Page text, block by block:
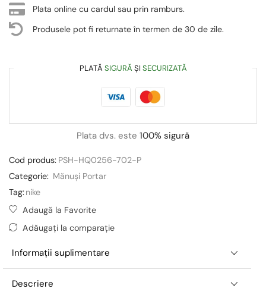
Plata online cu cardul sau prin ramburs.
Produsele pot fi returnate în termen de 30 de zile.
PLATĂ SIGURĂ ȘI SECURIZATĂ
Plata dvs. este 100% sigură
Cod produs: PSH-HQ0256-702-P
Categorie: Mănuși Portar
Tag:nike
Adaugă la Favorite
Adăugați la comparație
Informații suplimentare
Descriere